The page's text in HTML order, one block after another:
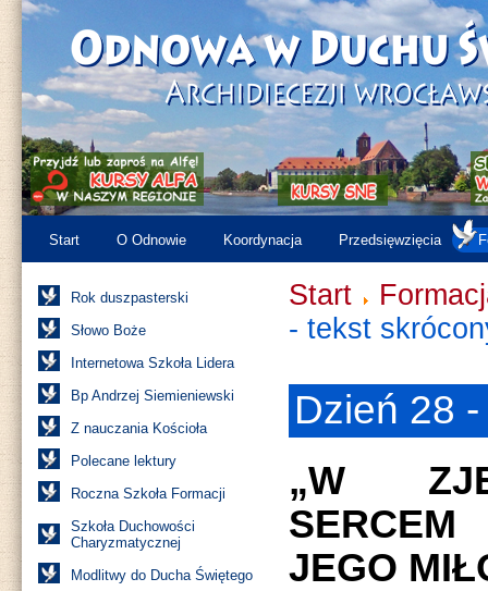
Start O Odnowie Koordynacja Przedsięwzięcia
Rok duszpasterski
Słowo Boże
Internetowa Szkoła Lidera
Bp Andrzej Siemieniewski
Z nauczania Kościoła
Polecane lektury
Roczna Szkoła Formacji
Szkoła Duchowości
Charyzmatycznej
Modlitwy do Ducha Świętego
Start
- tekst
Dzień 28
„W
JEGO